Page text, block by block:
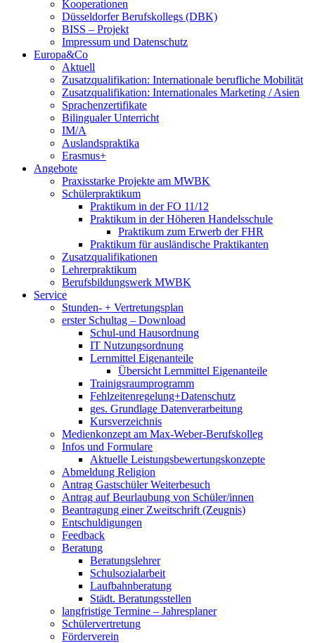
Kooperationen
Düsseldorfer Berufskollegs (DBK)
BISS – Projekt
Impressum und Datenschutz
Europa&Co
Aktuell
Zusatzqualifikation: Internationale berufliche Mobilität
Zusatzqualifikation: Internationales Marketing / Asien
Sprachenzertifikate
Bilingualer Unterricht
IM/A
Auslandspraktika
Erasmus+
Angebote
Praxisstarke Projekte am MWBK
Schülerpraktikum
Praktikum in der FO 11/12
Praktikum in der Höheren Handelsschule
Praktikum zum Erwerb der FHR
Praktikum für ausländische Praktikanten
Zusatzqualifikationen
Lehrerpraktikum
Berufsbildungswerk MWBK
Service
Stunden- + Vertretungsplan
erster Schultag – Download
Schul-und Hausordnung
IT Nutzungsordnung
Lernmittel Eigenanteile
Übersicht Lernmittel Eigenanteile
Trainigsraumprogramm
Fehlzeitenregelung+Datenschutz
ges. Grundlage Datenverarbeitung
Kursverzeichnis
Medienkonzept am Max-Weber-Berufskolleg
Infos und Formulare
Aktuelle Leistungsbewertungskonzepte
Abmeldung Religion
Antrag Gastschüler Weiterbesuch
Antrag auf Beurlaubung von Schüler/innen
Beantragung einer Zweitschrift (Zeugnis)
Entschuldigungen
Feedback
Beratung
Beratungslehrer
Schulsozialarbeit
Laufbahnberatung
Städt. Beratungsstellen
langfristige Termine – Jahresplaner
Schülervertretung
Förderverein